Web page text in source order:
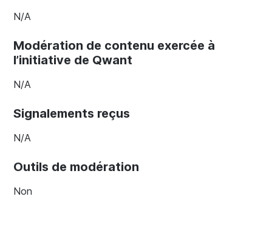
N/A
Modération de contenu exercée à
l’initiative de Qwant
N/A
Signalements reçus
N/A
Outils de modération
Non